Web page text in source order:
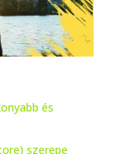
és
szerepe